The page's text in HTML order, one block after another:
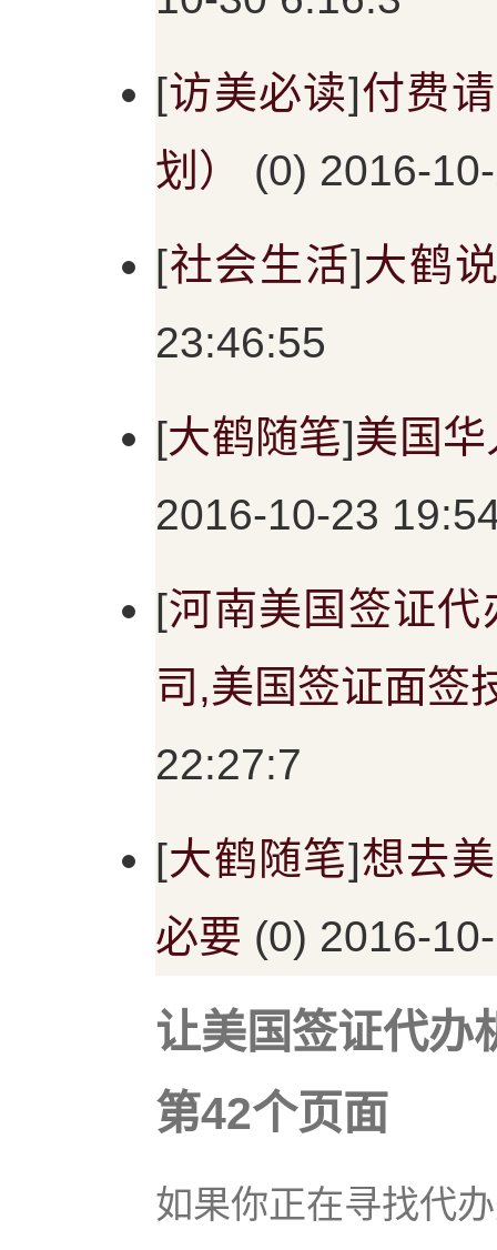
[访美必读]付费
划）
(0) 2016-
[社会生活]大鹤
23:46:55
[大鹤随笔]美国
2016-10-23
[河南美国签证代
司,美国签证面签
22:27:7
[大鹤随笔]想去
必要 (0) 2016-
让美国签证代办
第42个页面
如果你正在寻找代